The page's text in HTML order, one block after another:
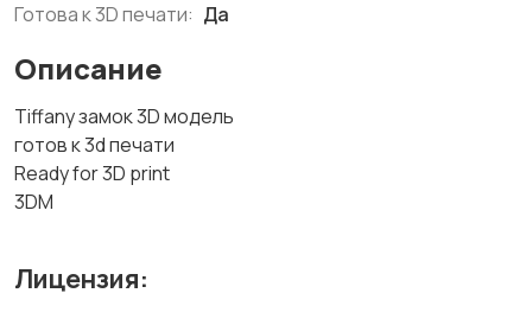
Готова к 3D печати: Да
Описание
Tiffany замок 3D модель
готов к 3d печати
Ready for 3D print
3DM
Лицензия: